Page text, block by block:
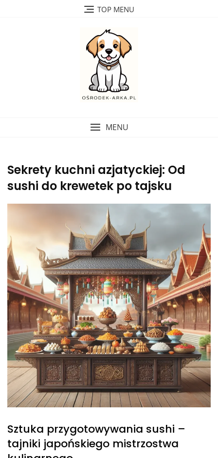
TOP MENU
MENU
Sekrety kuchni azjatyckiej: Od
sushi do krewetek po tajsku
Sztuka przygotowywania sushi –
tajniki japońskiego mistrzostwa